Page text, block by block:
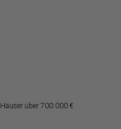
Häuser über 700.000 €